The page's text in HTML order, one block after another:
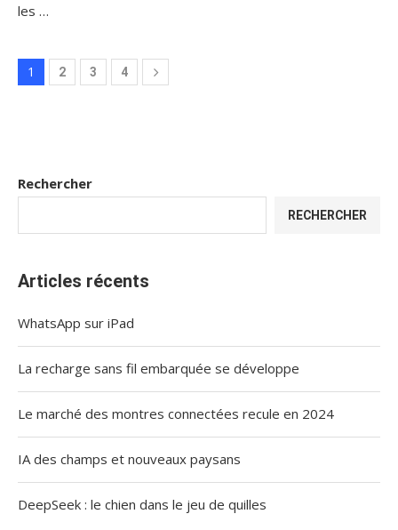
les …
1 2 3 4
Rechercher
RECHERCHER
Articles récents
WhatsApp sur iPad
La recharge sans fil embarquée se développe
Le marché des montres connectées recule en 2024
IA des champs et nouveaux paysans
DeepSeek : le chien dans le jeu de quilles